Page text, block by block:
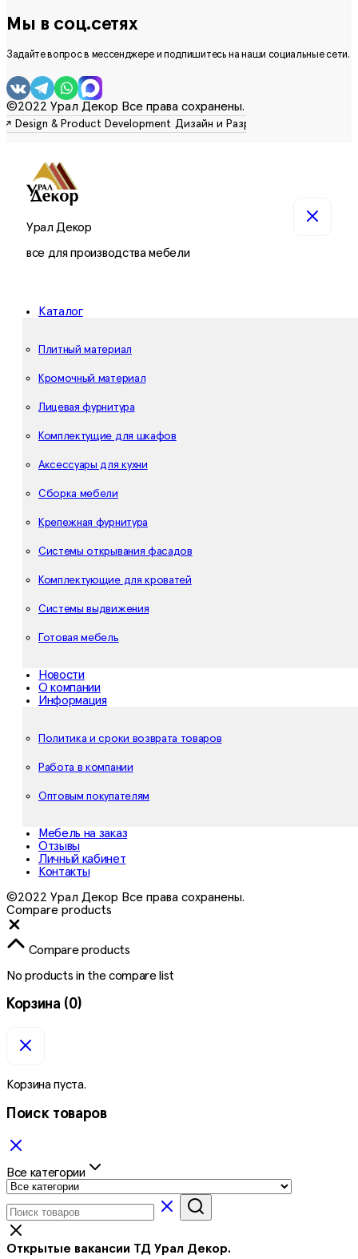
Мы в соц.сетях
Задайте вопрос в мессенджере и подпишитесь на наши социальные сети.
©2022 Урал Декор Все права сохранены.
Урал Декор
все для производства мебели
Каталог
Плитный материал
Кромочный материал
Лицевая фурнитура
Комплектущие для шкафов
Аксессуары для кухни
Сборка мебели
Крепежная фурнитура
Системы открывания фасадов
Комплектующие для кроватей
Системы выдвижения
Готовая мебель
Новости
О компании
Информация
Политика и сроки возврата товаров
Работа в компании
Оптовым покупателям
Мебель на заказ
Отзывы
Личный кабинет
Контакты
©2022 Урал Декор Все права сохранены.
Compare products
Compare products
No products in the compare list
Корзина (0)
Корзина пуста.
Поиск товаров
Все категории
Открытые вакансии ТД Урал Декор.